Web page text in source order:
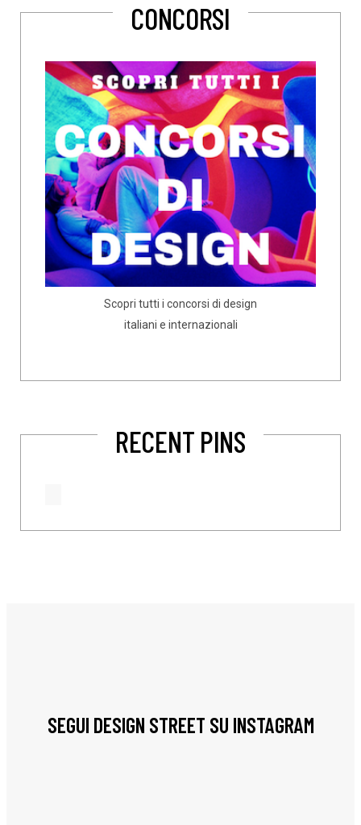
CONCORSI
Scopri tutti i concorsi di design
italiani e internazionali
RECENT PINS
SEGUI DESIGN STREET SU INSTAGRAM